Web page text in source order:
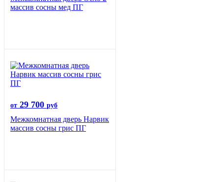
массив сосны мед ПГ
от 29 700 руб
Межкомнатная дверь Нарвик
массив сосны грис ПГ